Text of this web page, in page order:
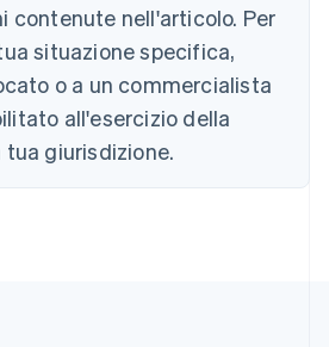
contenute nell'articolo. Per
situazione specifica,
o a un commercialista
all'esercizio della
giurisdizione.